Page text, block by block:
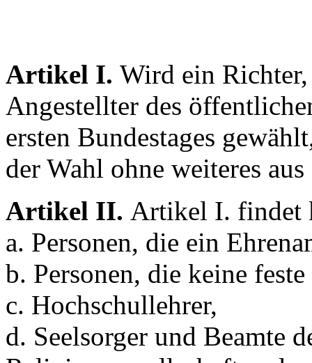
Artikel I. Wird ein
Angestellter des
ersten Bundestages
der Wahl ohne weiteres
Artikel II. Artikel I. findet
a. Personen, die ein
b. Personen, die keine
c. Hochschullehrer,
d. Seelsorger und Beamte